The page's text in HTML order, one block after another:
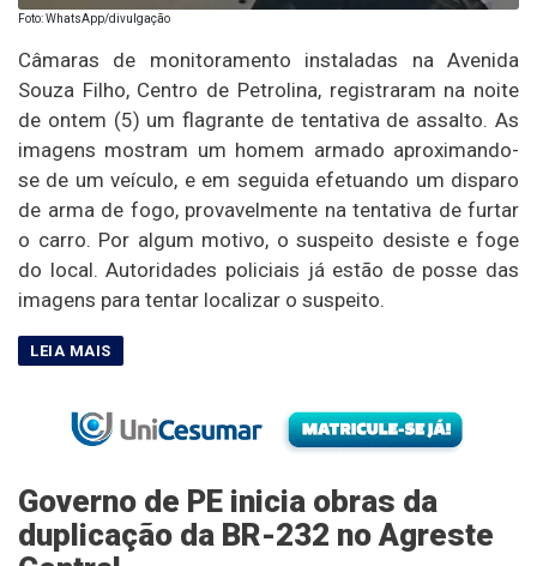
Foto: WhatsApp/divulgação
Câmaras de monitoramento instaladas na Avenida
Souza Filho, Centro de Petrolina, registraram na noite
de ontem (5) um flagrante de tentativa de assalto. As
imagens mostram um homem armado aproximando-
se de um veículo, e em seguida efetuando um disparo
de arma de fogo, provavelmente na tentativa de furtar
o carro. Por algum motivo, o suspeito desiste e foge
do local. Autoridades policiais já estão de posse das
imagens para tentar localizar o suspeito.
Governo de PE inicia obras da
duplicação da BR-232 no Agreste